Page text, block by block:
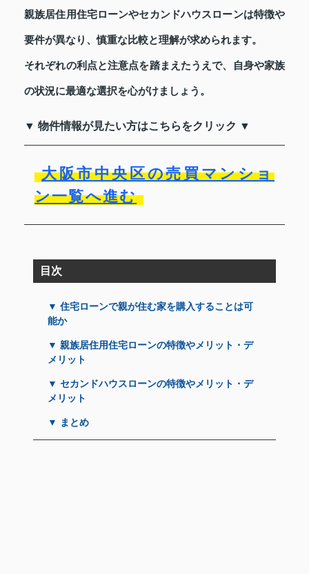
親族居住用住宅ローンやセカンドハウスローンは特徴や
要件が異なり、慎重な比較と理解が求められます。
それぞれの利点と注意点を踏まえたうえで、自身や家族
の状況に最適な選択を心がけましょう。
▼ 物件情報が見たい方はこちらをクリック ▼
大阪市中央区の売買マンショ
ン一覧へ進む
目次
▼ 住宅ローンで親が住む家を購入することは可
能か
▼ 親族居住用住宅ローンの特徴やメリット・デ
メリット
▼ セカンドハウスローンの特徴やメリット・デ
メリット
▼ まとめ